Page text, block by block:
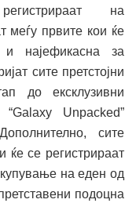
на
меѓу првите кои ќе
и најефикасна за
сите претстојни
до ексклузивни
Unpacked”
сите
ќе се регистрираат
на еден од
подоцна